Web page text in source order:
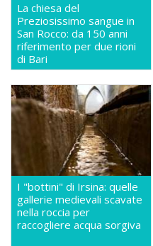
La chiesa del
Preziosissimo sangue in
San Rocco: da 150 anni
riferimento per due rioni
di Bari
I "bottini" di Irsina: quelle
gallerie medievali scavate
nella roccia per
raccogliere acqua sorgiva